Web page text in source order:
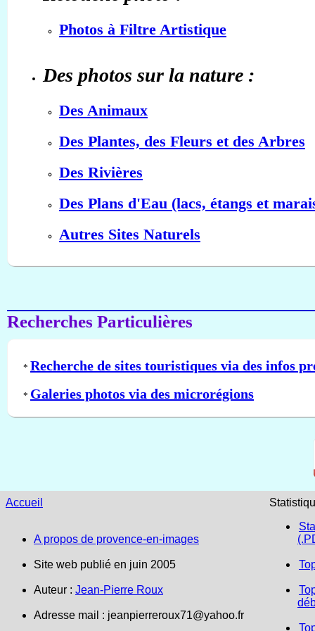
Photos à Filtre Artistique
Des photos sur la nature :
Des Animaux
Des Plantes, des Fleurs et des Arbres
Des Rivières
Des Plans d'Eau (lacs, étangs et
Autres Sites Naturels
Recherches Particulières
* Recherche de sites touristiques via des infos
* Galeries photos via des microrégions
Accueil
A propos de provence-en-images
Site web publié en juin 2005
Auteur : Jean-Pierre Roux
Adresse mail : jeanpierreroux71@yahoo.fr